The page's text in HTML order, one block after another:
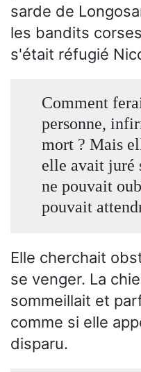
sarde de
les bandits
s'était réfugié
Comment
personne,
mort ? Mais
elle avait juré
ne pouvait
pouvait
Elle cherchait
se venger. La
sommeillait et
comme si elle
disparu.